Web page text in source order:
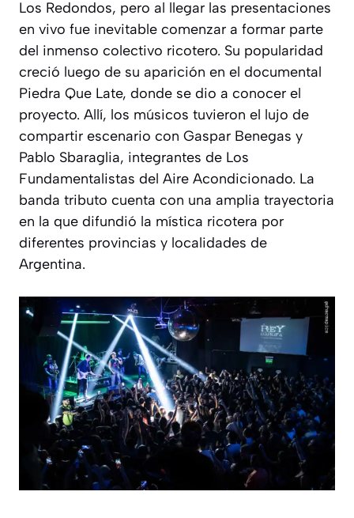
Los Redondos, pero al llegar las presentaciones
en vivo fue inevitable comenzar a formar parte
del inmenso colectivo ricotero. Su popularidad
creció luego de su aparición en el documental
Piedra Que Late, donde se dio a conocer el
proyecto. Allí, los músicos tuvieron el lujo de
compartir escenario con Gaspar Benegas y
Pablo Sbaraglia, integrantes de Los
Fundamentalistas del Aire Acondicionado. La
banda tributo cuenta con una amplia trayectoria
en la que difundió la mística ricotera por
diferentes provincias y localidades de
Argentina.